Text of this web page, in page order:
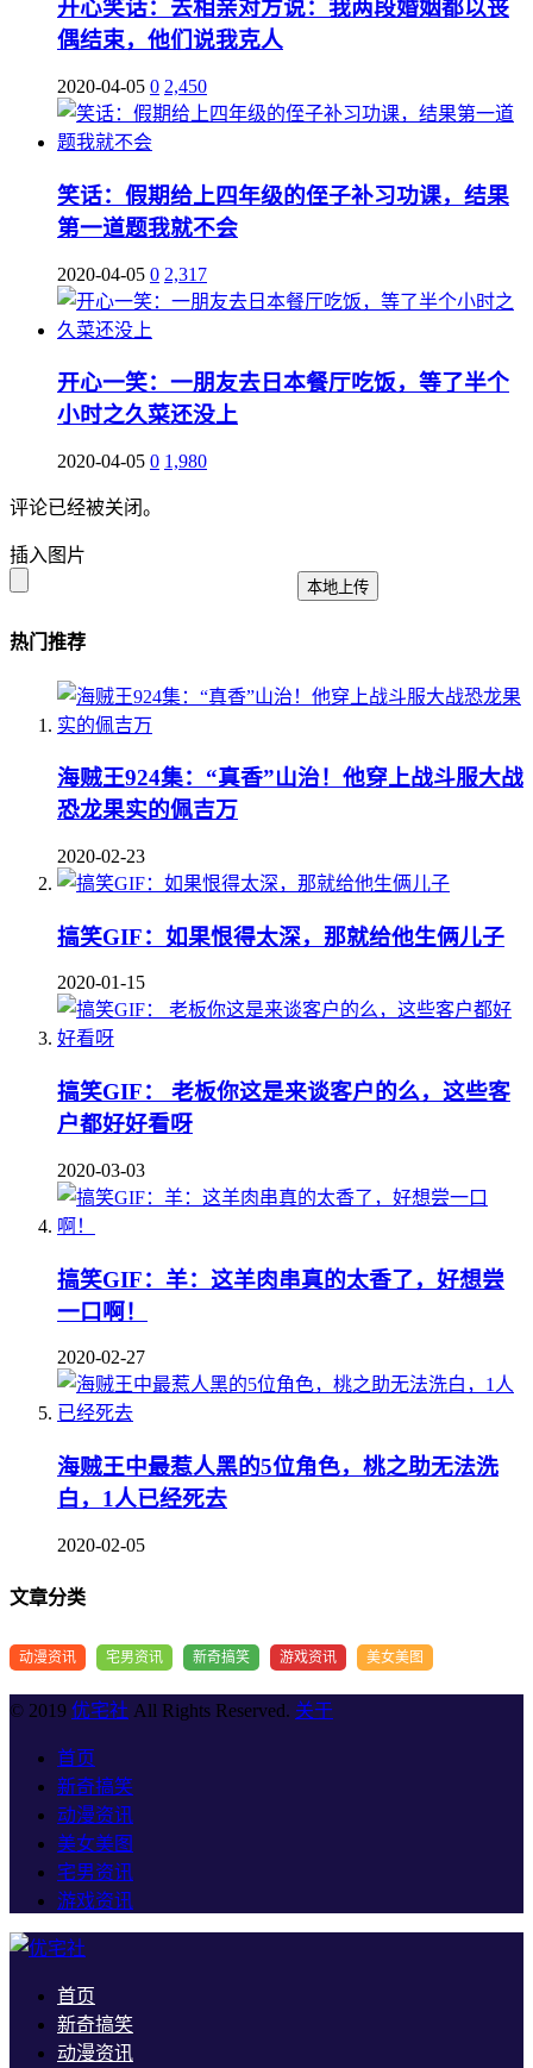
开心笑话：去相亲对方说：我两段婚姻都以丧
偶结束，他们说我克人
2020-04-05 0 2,450
笑话：假期给上四年级的侄子补习功课，结果
第一道题我就不会
2020-04-05 0 2,317
开心一笑：一朋友去日本餐厅吃饭，等了半个
小时之久菜还没上
2020-04-05 0 1,980
评论已经被关闭。
插入图片
本地上传
热门推荐
海贼王924集：“真香”山治！他穿上战斗服大战
恐龙果实的佩吉万
2020-02-23
搞笑GIF：如果恨得太深，那就给他生俩儿子
2020-01-15
搞笑GIF： 老板你这是来谈客户的么，这些客
户都好好看呀
2020-03-03
搞笑GIF：羊：这羊肉串真的太香了，好想尝
一口啊！
2020-02-27
海贼王中最惹人黑的5位角色，桃之助无法洗
白，1人已经死去
2020-02-05
文章分类
动漫资讯 宅男资讯 新奇搞笑 游戏资讯 美女美图
© 2019 优宅社 All Rights Reserved. 关于
首页
新奇搞笑
动漫资讯
美女美图
宅男资讯
游戏资讯
首页
新奇搞笑
动漫资讯